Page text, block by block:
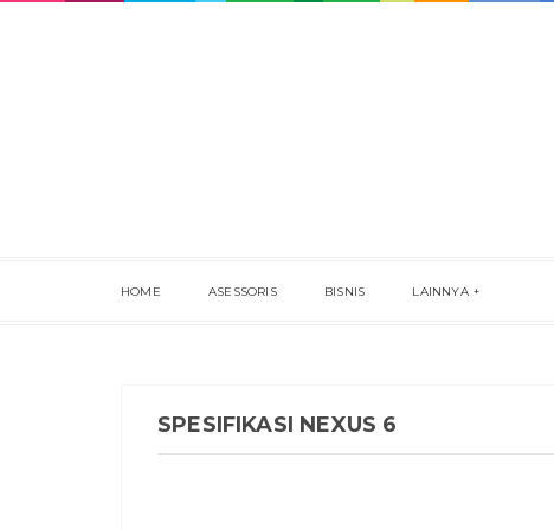
HOME ASESSORIS BISNIS LAINNYA
SPESIFIKASI NEXUS 6